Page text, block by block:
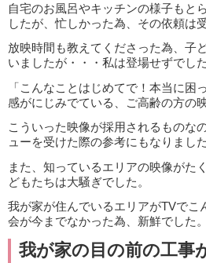
自宅のお風呂やキッチンの様子もと
したが、忙しかった為、その依頼は
放映時間も教えてくださった為、子
いましたが・・・私は登場せずでした
「こんなことはじめてで！本当に困
感がにじみでている、ご高齢の方の
こういった映像が採用されるものな
ューを受けた際の参考にもなりました
また、知っているエリアの映像がた
どもたちは大騒ぎでした。
我が家が住んでいるエリアがTVでこ
会が今までなかった為、新鮮でした。
我が家の目の前の工事